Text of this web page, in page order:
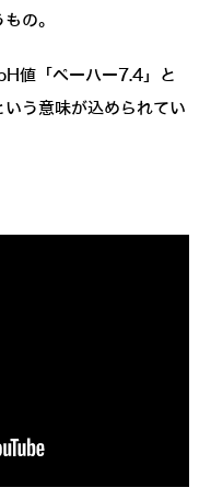
の。
値「ペーハー7.4」と
いう意味が込められてい